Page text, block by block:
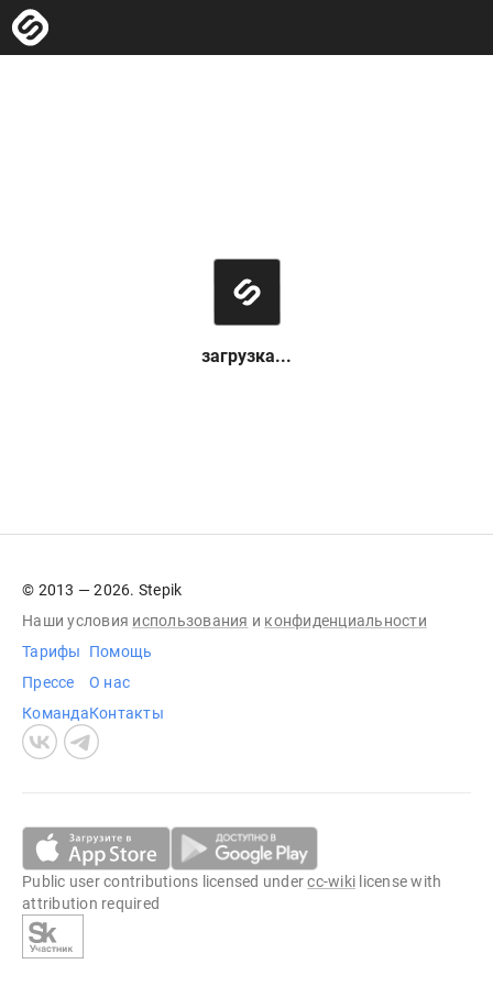
загрузка...
© 2013 — 2026. Stepik
Наши условия использования и конфиденциальности
Тарифы
Прессе
Команда
Помощь
О нас
Контакты
Public user contributions licensed undercc-wiki license with
attribution required